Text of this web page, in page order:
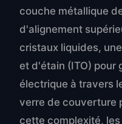
couche métallique
d'alignement
cristaux liquides,
et d'étain (ITO) pour
électrique à travers
verre de couverture
cette complexité,